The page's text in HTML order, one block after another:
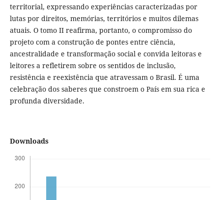
territorial, expressando experiências caracterizadas por
lutas por direitos, memórias, territórios e muitos dilemas
atuais. O tomo II reafirma, portanto, o compromisso do
projeto com a construção de pontes entre ciência,
ancestralidade e transformação social e convida leitoras e
leitores a refletirem sobre os sentidos de inclusão,
resistência e reexistência que atravessam o Brasil. É uma
celebração dos saberes que constroem o País em sua rica e
profunda diversidade.
Downloads